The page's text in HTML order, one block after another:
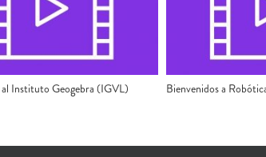
al Instituto Geogebra (IGVL) Bienvenidos a